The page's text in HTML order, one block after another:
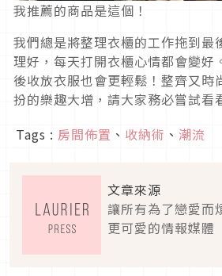
我推薦的商品是這個！
我們總是將整理衣櫃的工作拖到最
理好，每天打開衣櫃心情都會變好
後收放衣服也會更輕鬆！整齊又時
扮的樂趣大增，請大家務必嘗試看
Tags : 房間佈置 、 收納術 、 潮流
文章來源
讓所有為了戀愛而
更可愛的情報媒體